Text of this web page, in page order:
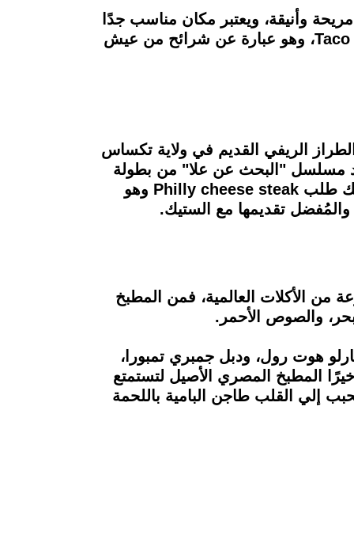
وأنيقة، ويعتبر مكان مناسب جدًا
للأصدقاء أو لعشاء رومانسي مع شريك حياتك، كما يخصص المطعم يوم الثلاثاء من كل أسبوع للـ Taco، وهو عبارة عن شرائح من عيش
الريفي القديم في ولاية تكساس
مسلسل "البحث عن علا" من بطولة
الفنانة هند صبري والفنانة يسرا وشيرين رضا، ويُقدم المطعم قائمة مخصصة للسندوتشات، يمكنك طلب Philly cheese steak وهو
تقديمها مع الستيك.
من الأكلات العالمية، فمن المطبخ
والصوص الأحمر.
هوت رول، ودبل جمبري تمبورا،
المطبخ المصري الأصيل لتستمتع
إلي القلب طاجن البامية باللحمة